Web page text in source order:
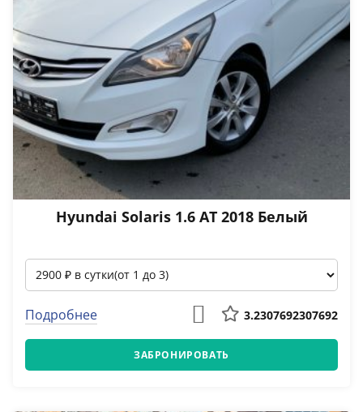
Hyundai Solaris 1.6 АТ 2018 Белый
Подробнее 3.2307692307692
ЗАБРОНИРОВАТЬ